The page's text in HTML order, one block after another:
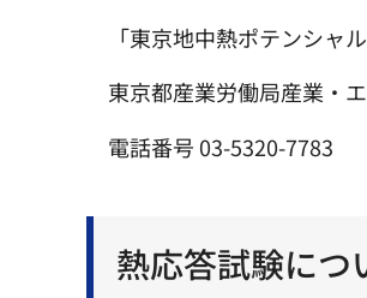
「東京地中熱ポテンシャ
東京都産業労働局産業・
電話番号 03-5320-7783
熱応答試験につ